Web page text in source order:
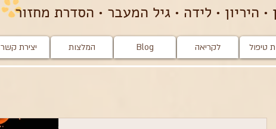
• היריון • לידה • גיל המעבר • הסדרת מחזור
יצירת קשר המלצות Blog לקריאה טיפול